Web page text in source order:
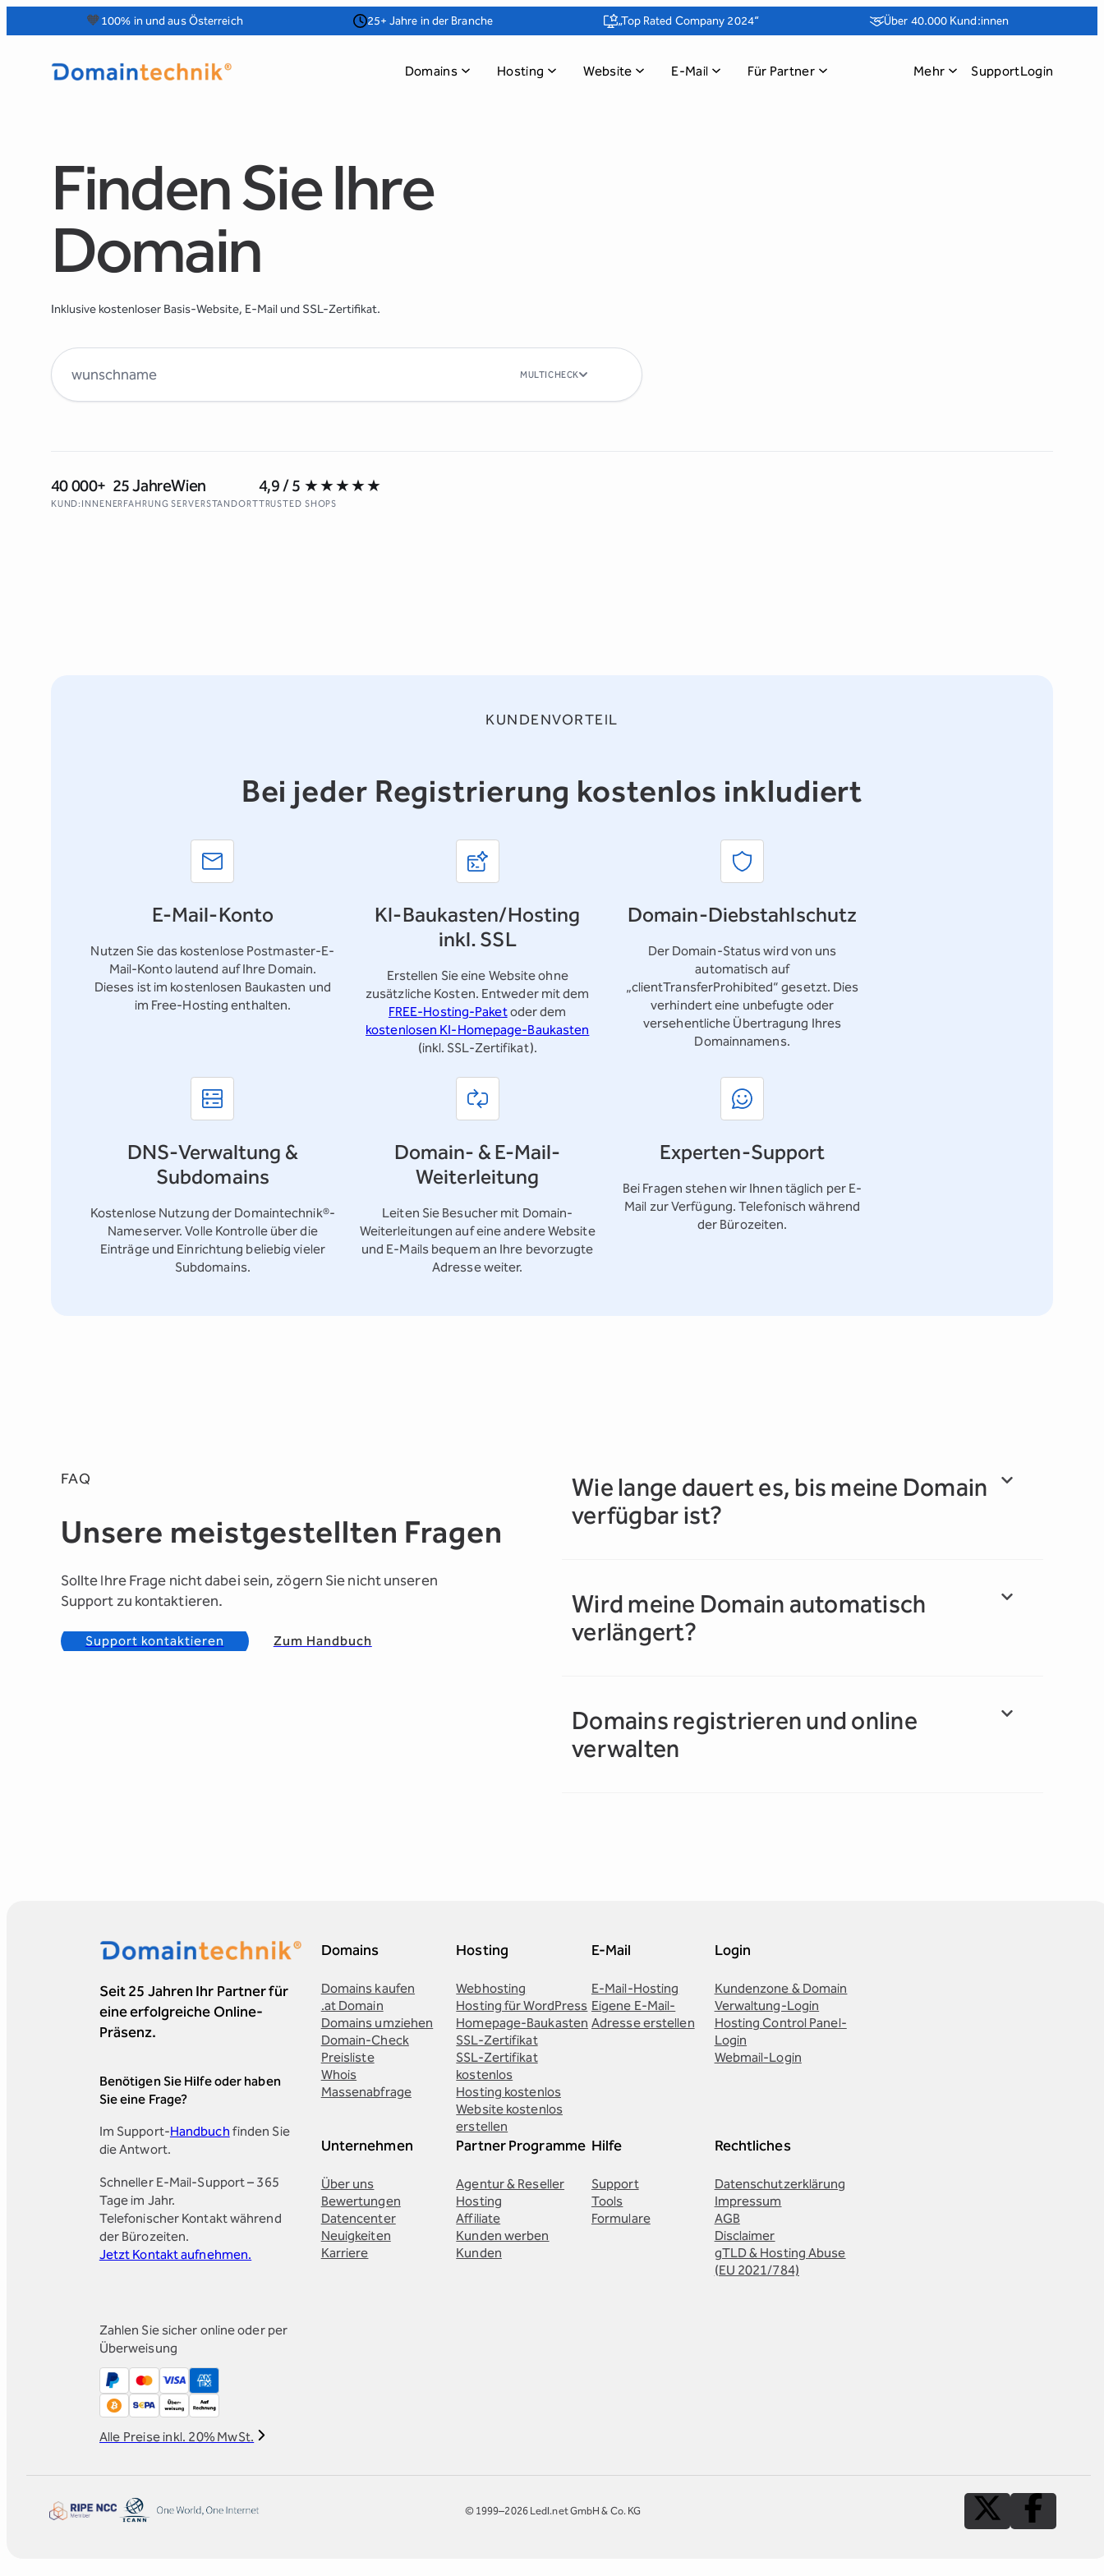
Inhalt
springen
🧡100% in und aus Österreich 25+ Jahre in der Branche „Top Rated Company 2024“ Über 40.000 Kund:innen
Domains Hosting Website E-Mail Für Partner Mehr SupportLogin
Finden Sie Ihre
Domain
Inklusive kostenloser Basis-Website, E-Mail und SSL-Zertifikat.
MULTICHECK
40 000+
KUND:INNEN
25 Jahre
ERFAHRUNG
Wien
SERVERSTANDORT
4,9 / 5 ★★★★★
TRUSTED SHOPS
KUNDENVORTEIL
Bei jeder Registrierung kostenlos inkludiert
E-Mail-Konto
Nutzen Sie das kostenlose Postmaster-E-
Mail-Kontolautend auf Ihre Domain.
Dieses ist im kostenlosen Baukasten und
im Free-Hosting enthalten.
KI-Baukasten/Hosting
inkl. SSL
Erstellen Sie eine Website ohne
zusätzliche Kosten. Entweder mit dem
FREE-Hosting-Paketoder dem
kostenlosen KI-Homepage-Baukasten
(inkl. SSL-Zertifikat).
Domain-Diebstahlschutz
Der Domain-Status wird von uns
automatisch auf
„clientTransferProhibited“ gesetzt. Dies
verhindert eine unbefugte oder
versehentliche Übertragung Ihres
Domainnamens.
DNS-Verwaltung &
Subdomains
Kostenlose Nutzung der Domaintechnik®-
Nameserver. Volle Kontrolle über die
Einträge und Einrichtung beliebig vieler
Subdomains.
Domain- & E-Mail-
Weiterleitung
Leiten Sie Besucher mit Domain-
Weiterleitungen auf eine andere Website
und E-Mails bequem an Ihre bevorzugte
Adresse weiter.
Experten-Support
Bei Fragen stehen wir Ihnen täglich per E-
Mail zur Verfügung. Telefonisch während
der Bürozeiten.
FAQ
Unsere meistgestellten Fragen
Sollte Ihre Frage nicht dabei sein, zögern Sie nicht unseren
Support zu kontaktieren.
Support kontaktieren Zum Handbuch
Wie lange dauert es, bis meine Domain
verfügbar ist?
Wird meine Domain automatisch
verlängert?
Domains registrieren und online
verwalten
Seit 25 Jahren Ihr Partner für
eine erfolgreiche Online-
Präsenz.
Benötigen Sie Hilfe oder haben
Sie eine Frage?
Im Support-Handbuch finden Sie
die Antwort.
Schneller E-Mail-Support – 365
Tage im Jahr.
Telefonischer Kontakt während
der Bürozeiten.
Jetzt Kontakt aufnehmen.
Zahlen Sie sicher online oder per
Überweisung
Alle Preise inkl. 20% MwSt.
Domains
Domains kaufen
.at Domain
Domains umziehen
Domain-Check
Preisliste
Whois
Massenabfrage
Hosting
Webhosting
Hosting für WordPress
Homepage-Baukasten
SSL-Zertifikat
SSL-Zertifikat
kostenlos
Hosting kostenlos
Website kostenlos
erstellen
E-Mail
E-Mail-Hosting
Eigene E-Mail-
Adresse erstellen
Login
Kundenzone & Domain
Verwaltung-Login
Hosting Control Panel-
Login
Webmail-Login
Unternehmen
Über uns
Bewertungen
Datencenter
Neuigkeiten
Karriere
Partner Programme
Agentur & Reseller
Hosting
Affiliate
Kunden werben
Kunden
Hilfe
Support
Tools
Formulare
Rechtliches
Datenschutzerklärung
Impressum
AGB
Disclaimer
gTLD & Hosting Abuse
(EU 2021/784)
© 1999–2026 Ledl.net GmbH & Co. KG